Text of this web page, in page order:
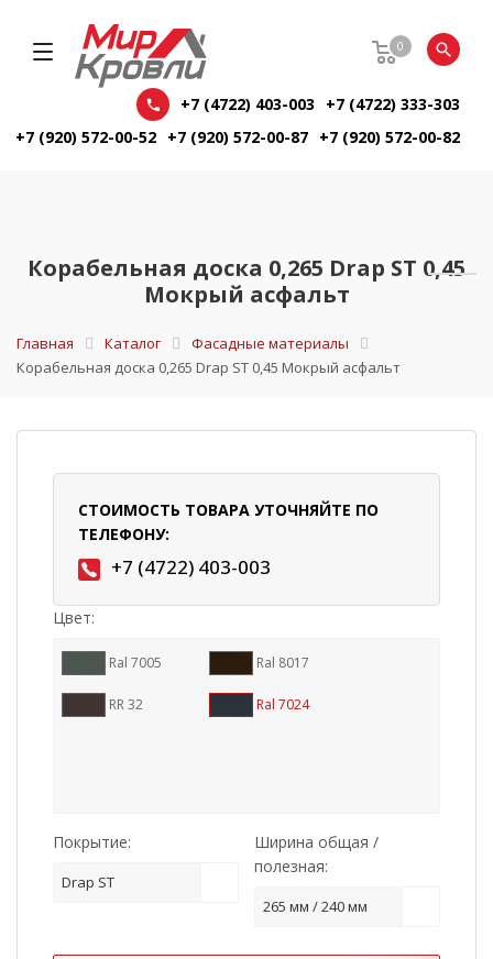
0
+7 (4722) 403-003
+7 (4722) 333-303
+7 (920) 572-00-52 +7 (920) 572-00-87 +7 (920) 572-00-82
Корабельная доска 0,265 Drap ST 0,45
Мокрый асфальт
Главная Каталог
Фасадные материалы
Корабельная доска 0,265 Drap ST 0,45 Мокрый асфальт
СТОИМОСТЬ ТОВАРА УТОЧНЯЙТЕ ПО
ТЕЛЕФОНУ:
+7 (4722) 403-003
Цвет:
Ral 7005 Ral 8017
RR 32 Ral 7024
Покрытие:
Drap ST
Ширина общая /
полезная:
265 мм / 240 мм